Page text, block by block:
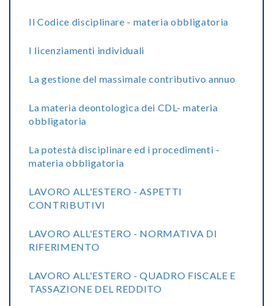
Il Codice disciplinare - materia obbligatoria
I licenziamenti individuali
La gestione del massimale contributivo annuo
La materia deontologica dei CDL- materia
obbligatoria
La potestà disciplinare ed i procedimenti -
materia obbligatoria
LAVORO ALL'ESTERO - ASPETTI
CONTRIBUTIVI
LAVORO ALL'ESTERO - NORMATIVA DI
RIFERIMENTO
LAVORO ALL'ESTERO - QUADRO FISCALE E
TASSAZIONE DEL REDDITO